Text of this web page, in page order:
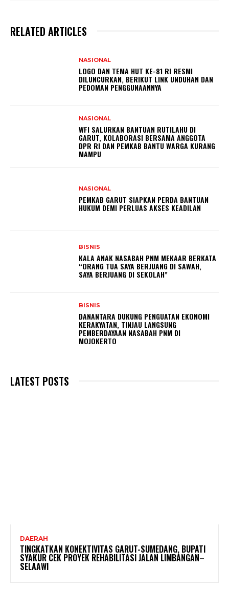
RELATED ARTICLES
NASIONAL
LOGO DAN TEMA HUT KE-81 RI RESMI
DILUNCURKAN, BERIKUT LINK UNDUHAN DAN
PEDOMAN PENGGUNAANNYA
NASIONAL
WFI SALURKAN BANTUAN RUTILAHU DI
GARUT, KOLABORASI BERSAMA ANGGOTA
DPR RI DAN PEMKAB BANTU WARGA KURANG
MAMPU
NASIONAL
PEMKAB GARUT SIAPKAN PERDA BANTUAN
HUKUM DEMI PERLUAS AKSES KEADILAN
BISNIS
KALA ANAK NASABAH PNM MEKAAR BERKATA
“ORANG TUA SAYA BERJUANG DI SAWAH,
SAYA BERJUANG DI SEKOLAH”
BISNIS
DANANTARA DUKUNG PENGUATAN EKONOMI
KERAKYATAN, TINJAU LANGSUNG
PEMBERDAYAAN NASABAH PNM DI
MOJOKERTO
LATEST POSTS
DAERAH
TINGKATKAN KONEKTIVITAS GARUT-SUMEDANG, BUPATI
SYAKUR CEK PROYEK REHABILITASI JALAN LIMBANGAN–
SELAAWI